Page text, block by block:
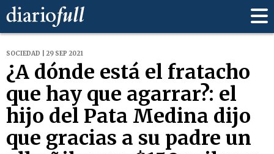
SOCIEDAD | 29 SEP 2021
¿A dónde está el fratacho
que hay que agarrar?: el
hijo del Pata Medina dijo
que gracias a su padre un